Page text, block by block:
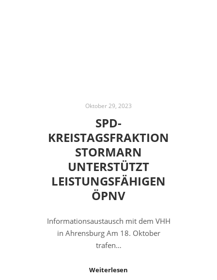
Oktober 29, 2023
SPD-
KREISTAGSFRAKTION
STORMARN
UNTERSTÜTZT
LEISTUNGSFÄHIGEN
ÖPNV
Informationsaustausch mit dem VHH
in Ahrensburg Am 18. Oktober
trafen…
Weiterlesen